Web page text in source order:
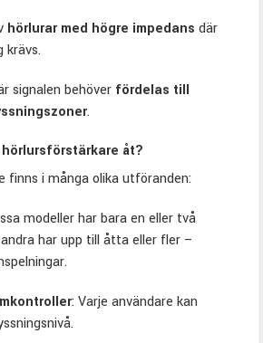
hörlurar med högre impedans där
krävs.
signalen behöver fördelas till
.
åt?
finns i många olika utföranden:
modeller har bara en eller två
har upp till åtta eller fler –
: Varje användare kan